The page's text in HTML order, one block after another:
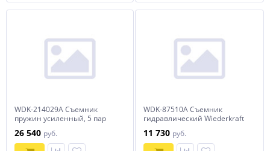
WDK-214029A Съемник
пружин усиленный, 5 пар
сборки/разборки стоек
амортизаторо Wiederkraft
26 540 руб.
WDK-87510A Съемник
гидравлический Wiederkraft
11 730 руб.